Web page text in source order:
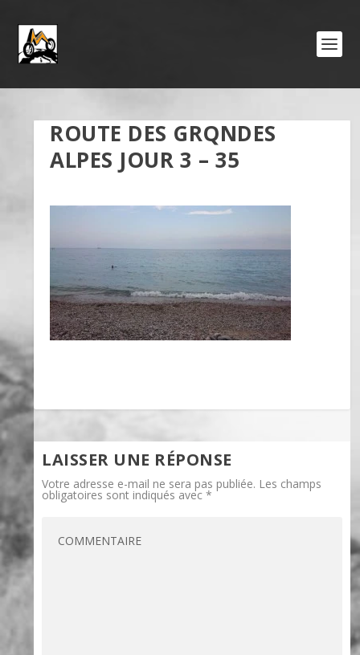
ROUTE DES GRQNDES
ALPES JOUR 3 – 35
LAISSER UNE RÉPONSE
Votre adresse e-mail ne sera pas publiée. Les champs
obligatoires sont indiqués avec*